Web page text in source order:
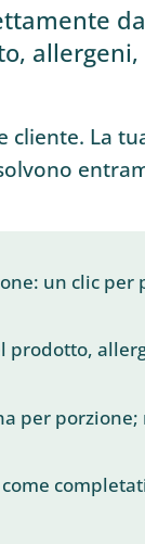
La
un clic per
prodotto,
per